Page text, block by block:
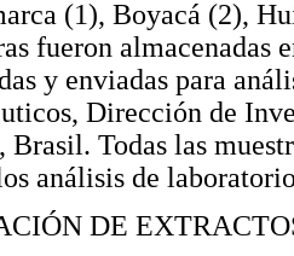
(1), Boyacá (2),
fueron almacenadas
y enviadas para
Dirección de
Todas las
análisis de
DE